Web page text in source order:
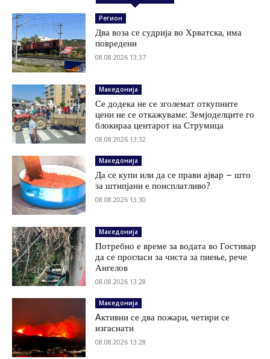
Регион
Два воза се судрија во Хрватска, има
повредени
08.08.2026 13:37
Македонија
Се додека не се зголемат откупните
цени не се откажуваме: Земјоделците го
блокираа центарот на Струмица
08.08.2026 13:32
Македонија
Да се купи или да се прави ајвар – што
за штипјани е поисплатливо?
08.08.2026 13:30
Македонија
Потребно е време за водата во Гостивар
да се прогласи за чиста за пиење, рече
Ангелов
08.08.2026 13:28
Македонија
Aктивни се два пожари, четири се
изгаснати
08.08.2026 13:28